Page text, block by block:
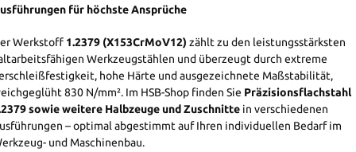
für höchste Ansprüche
Werkstoff 1.2379 (X153CrMoV12) zählt zu den leistungsstärksten
Werkzeugstählen und überzeugt durch extreme
hohe Härte und ausgezeichnete Maßstabilität,
830 N/mm². Im HSB-Shop finden Sie Präzisionsflachstahl
sowie weitere Halbzeuge und Zuschnitte in verschiedenen
– optimal abgestimmt auf Ihren individuellen Bedarf im
und Maschinenbau.